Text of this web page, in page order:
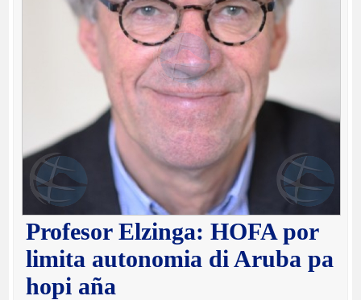
Profesor Elzinga: HOFA por
limita autonomia di Aruba pa
hopi aña